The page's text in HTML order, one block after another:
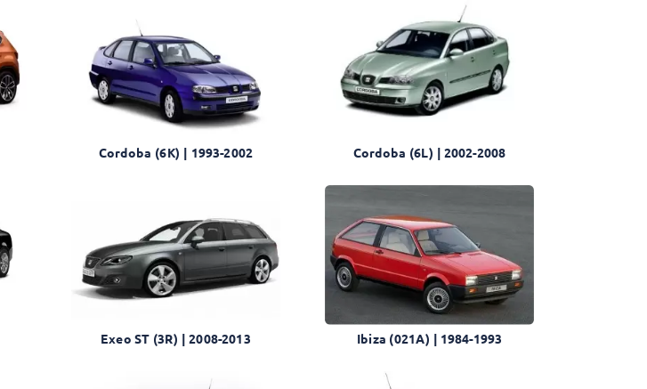
Cordoba (6K) | 1993-2002 Cordoba (6L) | 2002-2008
Exeo ST (3R) | 2008-2013 Ibiza (021A) | 1984-1993